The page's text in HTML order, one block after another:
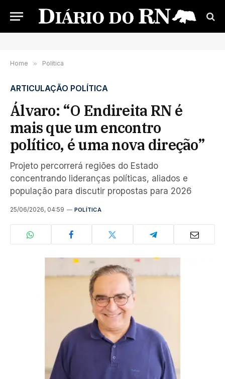
Home » Política
ARTICULAÇÃO POLÍTICA
Álvaro: “O Endireita RN é
mais que um encontro
político, é uma nova direção”
Projeto percorrerá regiões do Estado
concentrando lideranças políticas, aliados e
população para discutir propostas para 2026
25/06/2026, 04:59 POLÍTICA